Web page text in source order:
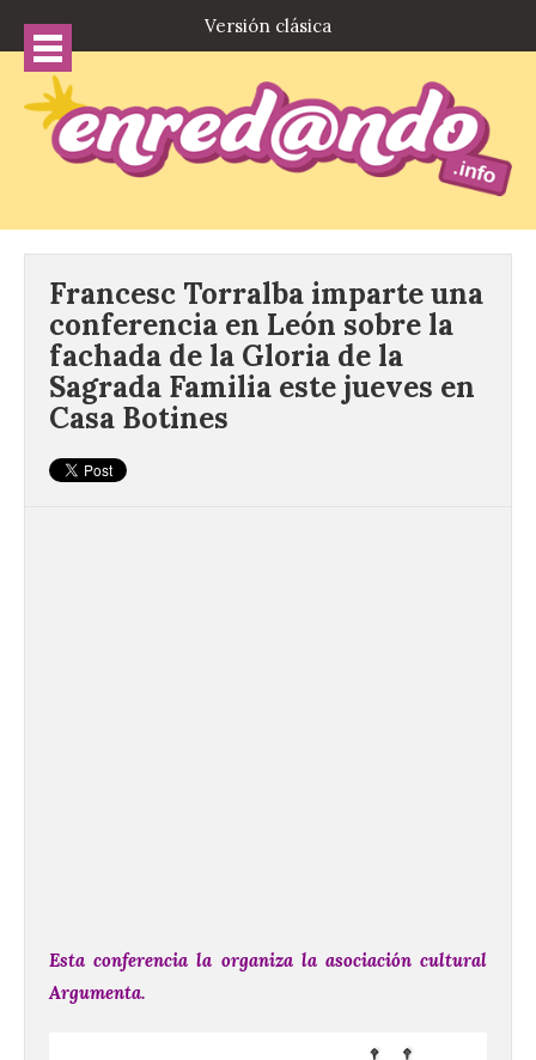
Versión clásica
Francesc Torralba imparte una
conferencia en León sobre la
fachada de la Gloria de la
Sagrada Familia este jueves en
Casa Botines
Esta conferencia la organiza la asociación cultural
Argumenta.